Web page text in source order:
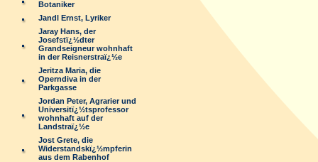
Botaniker
Jandl Ernst, Lyriker
Jaray Hans, der
Josefstï¿½dter
Grandseigneur wohnhaft
in der Reisnerstraï¿½e
Jeritza Maria, die
Operndiva in der
Parkgasse
Jordan Peter, Agrarier und
Universitï¿½tsprofessor
wohnhaft auf der
Landstraï¿½e
Jost Grete, die
Widerstandskï¿½mpferin
aus dem Rabenhof